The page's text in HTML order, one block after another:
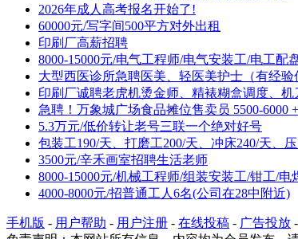
2026年成人高考报名开始了!
60000元/写字间500平方对外出租
印刷厂高薪招聘
8000-15000元/电气工程师/电气安装工/电工配
大型西医诊所急聘医美、轻医美护士（有经验
印刷厂诚聘老虎机烫金师、精裱糊盒调度、机
急聘！万象城广场食品摊位售卖员 5500-6000
5.3万元/低价转让老号三联一个绝对好号
包装工190/天、打磨工200/天、冲床240/天、
3500元/辛禾画室招聘生活老师
8000-15000元/机械工程师/组装安装工/钳工/电
4000-8000元/招普通工人6名(公司在28中附近)
手机版 - 用户帮助 - 用户注册 - 在线投稿 - 广告投放 -